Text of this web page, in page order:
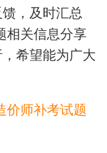
，及时汇总
相关信息分享
希望能为广大
价师补考试题